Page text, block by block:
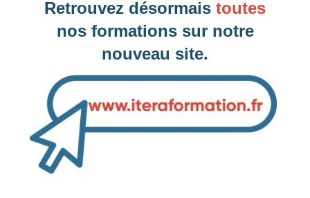
S'inscrire
Retrouvez désormais toutes
nos formations sur notre
nouveau site.